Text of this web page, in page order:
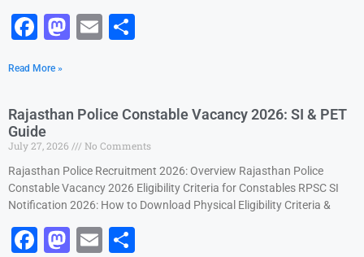
F
c
e
b
o
o
k
M
o
o
n
E
l
e
Read More »
Rajasthan Police Constable Vacancy 2026: SI & PET
Guide
July 27, 2026
No Comments
Rajasthan Police Recruitment 2026: Overview Rajasthan Police
Constable Vacancy 2026 Eligibility Criteria for Constables RPSC SI
Notification 2026: How to Download Physical Eligibility Criteria &
F
M E